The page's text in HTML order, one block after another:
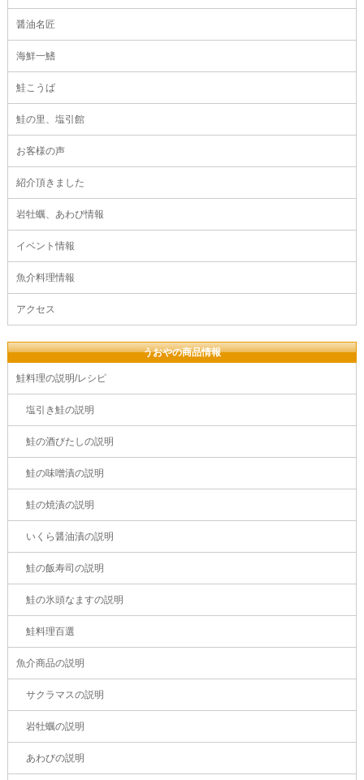
醤油名匠
海鮮一鰭
鮭こうば
鮭の里、塩引館
お客様の声
紹介頂きました
岩牡蠣、あわび情報
イベント情報
魚介料理情報
アクセス
うおやの商品情報
鮭料理の説明/レシピ
塩引き鮭の説明
鮭の酒びたしの説明
鮭の味噌漬の説明
鮭の焼漬の説明
いくら醤油漬の説明
鮭の飯寿司の説明
鮭の氷頭なますの説明
鮭料理百選
魚介商品の説明
サクラマスの説明
岩牡蠣の説明
あわびの説明